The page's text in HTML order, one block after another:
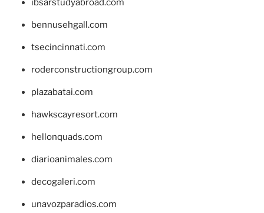
ibsarstudyabroad.com
bennusehgall.com
tsecincinnati.com
roderconstructiongroup.com
plazabatai.com
hawkscayresort.com
hellonquads.com
diarioanimales.com
decogaleri.com
unavozparadios.com